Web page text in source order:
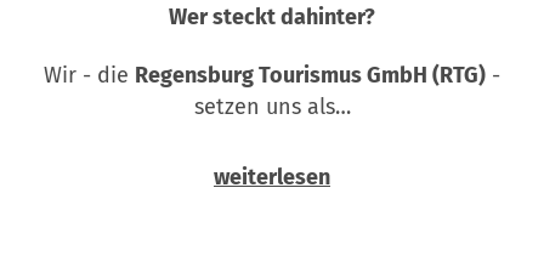
Wer steckt dahinter?
Wir - die Regensburg Tourismus GmbH (RTG) -
setzen uns als…
weiterlesen